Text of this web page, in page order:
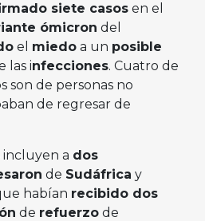
siete casos en el
ómicron del
el miedo a un posible
las infecciones. Cuatro de
son de personas no
de regresar de
incluyen a dos
de Sudáfrica y
habían recibido dos
de refuerzo de